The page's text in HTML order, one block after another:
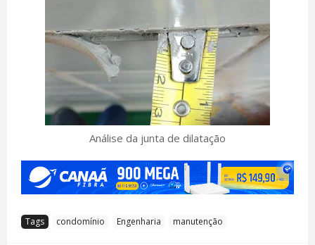
Análise da junta de dilatação
Tags condomínio Engenharia manutenção